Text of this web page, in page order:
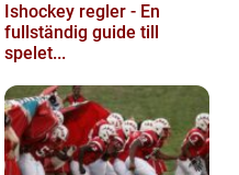
Ishockey regler - En
fullständig guide till
spelet...